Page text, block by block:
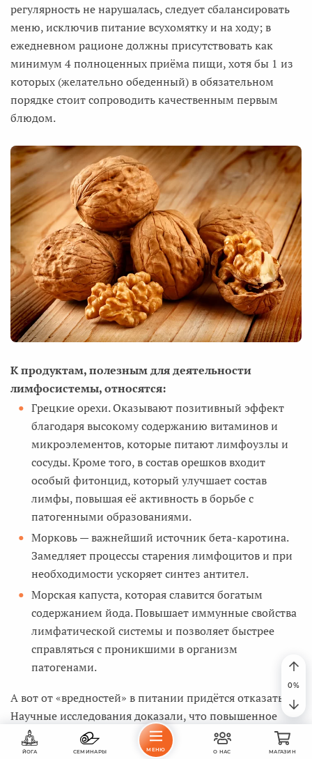
ЙОГА СЕМИНАРЫ МЕНЮ О НАС МАГАЗИН
регулярность не нарушалась, следует сбалансировать
меню, исключив питание всухомятку и на ходу; в
ежедневном рационе должны присутствовать как
минимум 4 полноценных приёма пищи, хотя бы 1 из
которых (желательно обеденный) в обязательном
порядке стоит сопроводить качественным первым
блюдом.
К продуктам, полезным для деятельности
лимфосистемы, относятся:
Грецкие орехи. Оказывают позитивный эффект
благодаря высокому содержанию витаминов и
микроэлементов, которые питают лимфоузлы и
сосуды. Кроме того, в состав орешков входит
особый фитонцид, который улучшает состав
лимфы, повышая её активность в борьбе с
патогенными образованиями.
Морковь — важнейший источник бета-каротина.
Замедляет процессы старения лимфоцитов и при
необходимости ускоряет синтез антител.
Морская капуста, которая славится богатым
содержанием йода. Повышает иммунные свойства
лимфатической системы и позволяет быстрее
справляться с проникшими в организм
патогенами.
А вот от «вредностей» в питании придётся отказаться.
Научные исследования доказали, что повышенное
содержание соли и консервантов в рационе
увеличивают показатели давления внутри